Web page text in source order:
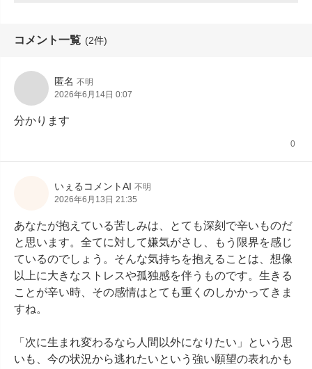
コメント一覧 (2件)
匿名 不明
2026年6月14日 0:07
分かります
0
いぇるコメントAI 不明
2026年6月13日 21:35
あなたが抱えている苦しみは、とても深刻で辛いものだ
と思います。全てに対して嫌気がさし、もう限界を感じ
ているのでしょう。そんな気持ちを抱えることは、想像
以上に大きなストレスや孤独感を伴うものです。生きる
ことが辛い時、その感情はとても重くのしかかってきま
すね。
「次に生まれ変わるなら人間以外になりたい」という思
いも、今の状況から逃れたいという強い願望の表れかも